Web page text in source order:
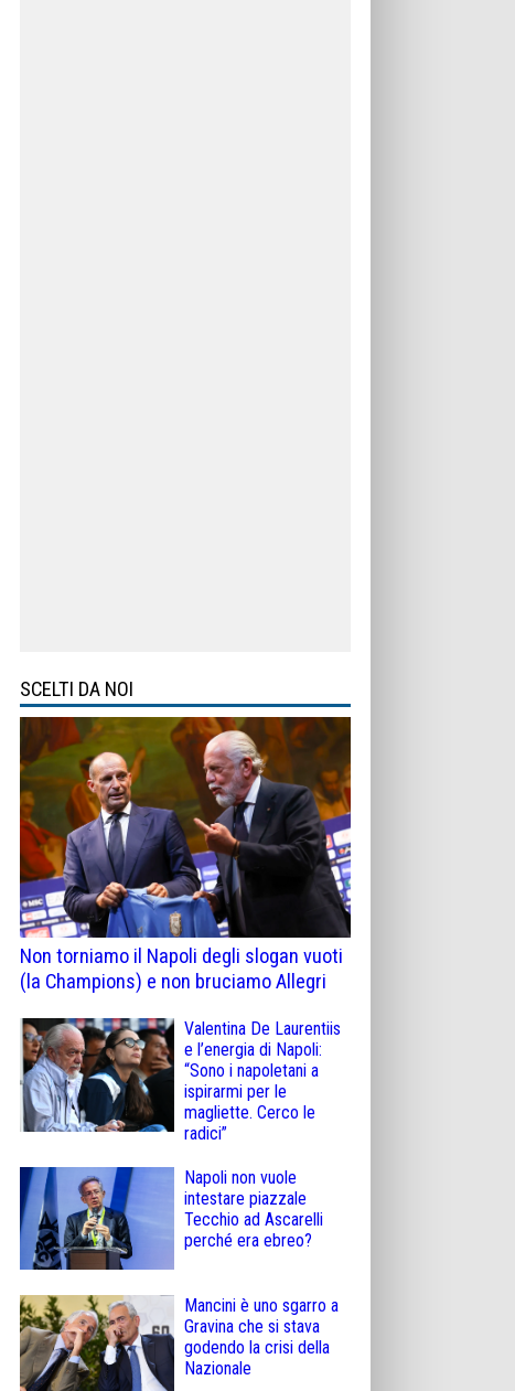
SCELTI DA NOI
Non torniamo il Napoli degli slogan vuoti
(la Champions) e non bruciamo Allegri
Valentina De Laurentiis
e l’energia di Napoli:
“Sono i napoletani a
ispirarmi per le
magliette. Cerco le
radici”
Napoli non vuole
intestare piazzale
Tecchio ad Ascarelli
perché era ebreo?
Mancini è uno sgarro a
Gravina che si stava
godendo la crisi della
Nazionale